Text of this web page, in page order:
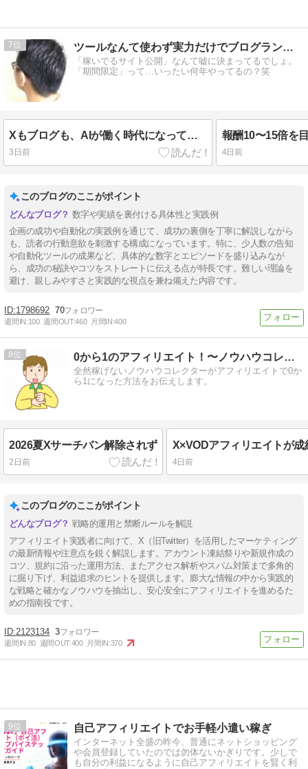
7 ツールなんて使わず実力だけでブログランキング上位維持してます
「稼いでるサイト公開」なんて嘘に決まってるでしょ。
「期間限定」って…いったい何年やってるの？笑
Xもブログも、AIが働く時代になってきました。
3日前 4日前
このブログのここがポイント
数字や実績を裏付ける具体性と実践例
企画の成功や自動化の実践例を通じて、成功の裏側を丁寧に解説しながら
も、読者の行動意欲を刺激する構成になっています。特に、少人数の告知
や自動化ツールの成果など、具体的な数字とエピソードを盛り込みなが
ら、成功の秘訣やコツをストレートに伝える点が特長です。難しい理論を
避け、親しみやすさと実践的な視点を兼ね備えた内容です。
1798692 70
週間IN:100 週間OUT:460 月間IN:400
8 0から1のアフィリエイト！〜ノウハウコレクター脱出〜
全然稼げないノウハウコレクターがアフィリエイトで0か
ら1になった方法をお伝えします。
2026夏Xサーチバン解除されず
2日前 4日前
このブログのここがポイント
戦略的運用と禁断ルールを解説
アフィリエイト実践者に向けて、X（旧Twitter）を活用したマーケティング
の最新情報や注意点を鋭く解説します。アカウント凍結祭りや新規作成の
コツ、規約に沿った運用方法、またアクセス解析やスパム対策まで多角的
に掘り下げ、利益追求のヒントを提供します。膨大な情報の中から実践的
な戦略と確かなノウハウを抽出し、安心安全にアフィリエイトを進めるた
めの指南役です。
2123134 3
週間IN:80 週間OUT:400 月間IN:370
9 自己アフィリエイトでお手軽小遣い稼ぎ
インターネット全盛の昨今、普通にネットショッピング
や会員登録していたのでは勿体ないかぎりです。少しで
も自分の利益になるように自己アフィリエイトを賢く利